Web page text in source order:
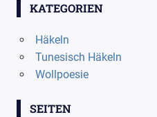
KATEGORIEN
Häkeln
Tunesisch Häkeln
Wollpoesie
SEITEN